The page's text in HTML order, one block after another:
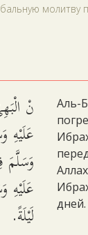
молитву
نْ
عَلَيْهِ
عَلَيْهِ
لَيْلَةً.
Аль-
дней.